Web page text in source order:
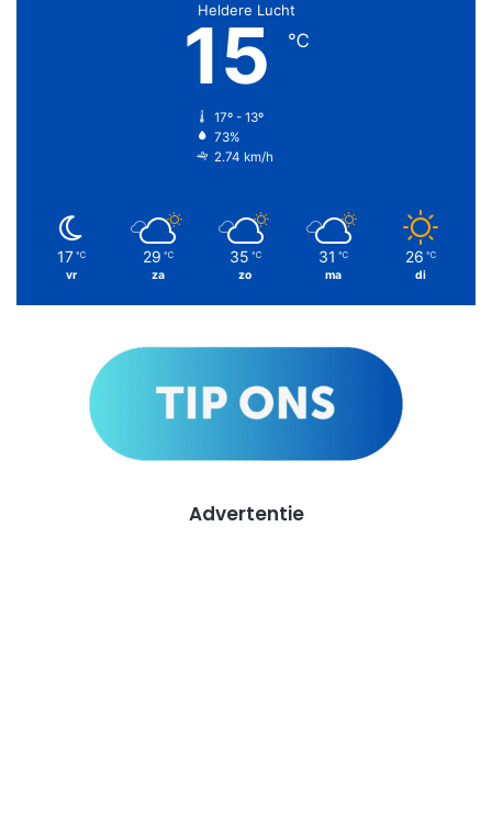
Heldere Lucht
15 ℃
17º - 13º
73%
2.74 km/h
17 ℃
vr
29 ℃
za
35 ℃
zo
31 ℃
ma
26 ℃
di
Advertentie